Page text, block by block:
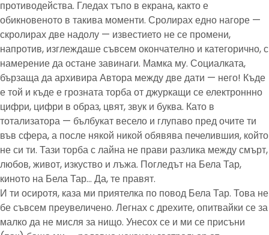
противодейства. Гледах тъпо в екрана, както е
обикновеното в такива моменти. Сролирах едно нагоре —
скролирах две надолу — известието не се промени,
напротив, изглеждаше съвсем окончателно и категорично, с
намерение да остане завинаги. Мамка му. Социалката,
бързаща да архивира Автора между две дати — него! Къде
е той и къде е грозната торба от джуркащи се електроннно
цифри, цифри в образ, цвят, звук и буква. Като в
тотализатора — бълбукат весело и глупаво пред очите ти
във сфера, а после някой никой обявява печелившия, който
не си ти. Тази торба с лайна не прави разлика между смърт,
любов, живот, изкуство и лъжа. Погледът на Бела Тар,
киното на Бела Тар… Да, те правят.
И ти осиротя, каза ми приятелка по повод Бела Тар. Това не
бе съвсем преувеличено. Легнах с дрехите, опитвайки се за
малко да не мисля за нищо. Унесох се и ми се присъни